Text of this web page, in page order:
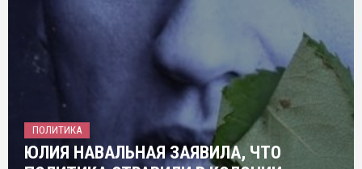
ПОЛИТИКА
ЮЛИЯ НАВАЛЬНАЯ ЗАЯВИЛА, ЧТО